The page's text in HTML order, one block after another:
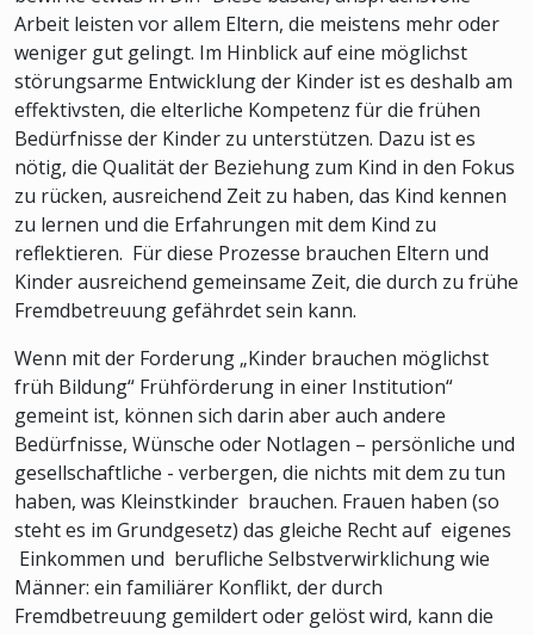
Arbeit leisten vor allem Eltern, die meistens mehr oder
weniger gut gelingt. Im Hinblick auf eine möglichst
störungsarme Entwicklung der Kinder ist es deshalb am
effektivsten, die elterliche Kompetenz für die frühen
Bedürfnisse der Kinder zu unterstützen. Dazu ist es
nötig, die Qualität der Beziehung zum Kind in den Fokus
zu rücken, ausreichend Zeit zu haben, das Kind kennen
zu lernen und die Erfahrungen mit dem Kind zu
reflektieren. Für diese Prozesse brauchen Eltern und
Kinder ausreichend gemeinsame Zeit, die durch zu frühe
Fremdbetreuung gefährdet sein kann.
Wenn mit der Forderung „Kinder brauchen möglichst
früh Bildung“ Frühförderung in einer Institution“
gemeint ist, können sich darin aber auch andere
Bedürfnisse, Wünsche oder Notlagen – persönliche und
gesellschaftliche - verbergen, die nichts mit dem zu tun
haben, was Kleinstkinder brauchen. Frauen haben (so
steht es im Grundgesetz) das gleiche Recht auf eigenes
Einkommen und berufliche Selbstverwirklichung wie
Männer: ein familiärer Konflikt, der durch
Fremdbetreuung gemildert oder gelöst wird, kann die